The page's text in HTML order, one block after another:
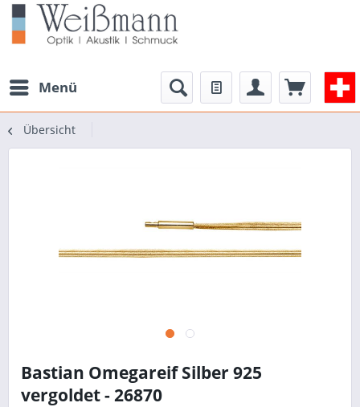
Menü
Übersicht
Bastian Omegareif Silber 925
vergoldet - 26870